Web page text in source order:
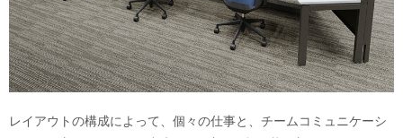
レイアウトの構成によって、個々の仕事と、チームコミュニケーシ